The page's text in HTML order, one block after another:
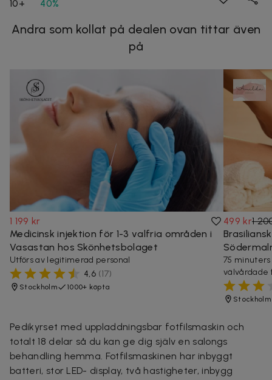
10+ 40%
Andra som kollat på dealen ovan tittar även
på
1 199 kr
Medicinsk injektion för 1-3 valfria områden i
Vasastan hos Skönhetsbolaget
Utförs av legitimerad personal
4,6 (17)
Stockholm 1000+ köpta
499 kr1
75
välvårdade
Stockholm
Pedikyrset med uppladdningsbar fotfilsmaskin och
totalt 18 delar så du kan ge dig själv en salongs
behandling hemma. Fotfilsmaskinen har inbyggt
batteri, stor LED- display, två hastigheter, inbygg